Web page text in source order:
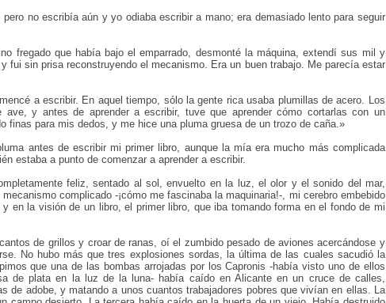
no escribía aún y yo odiaba escribir a mano; era demasiado lento para seguir
fregado que había bajo el emparrado, desmonté la máquina, extendí sus mil y
fui sin prisa reconstruyendo el mecanismo. Era un buen trabajo. Me parecía estar
a escribir. En aquel tiempo, sólo la gente rica usaba plumillas de acero. Los
ave, y antes de aprender a escribir, tuve que aprender cómo cortarlas con un
finas para mis dedos, y me hice una pluma gruesa de un trozo de caña.»
antes de escribir mi primer libro, aunque la mía era mucho más complicada
estaba a punto de comenzar a aprender a escribir.
feliz, sentado al sol, envuelto en la luz, el olor y el sonido del mar,
complicado -¡cómo me fascinaba la maquinaria!-, mi cerebro embebido
en la visión de un libro, el primer libro, que iba tomando forma en el fondo de mi
de grillos y croar de ranas, oí el zumbido pesado de aviones acercándose y
No hubo más que tres explosiones sordas, la última de las cuales sacudió la
que una de las bombas arrojadas por los Capronis -había visto uno de ellos
de plata en la luz de la luna- había caído en Alicante en un cruce de calles,
de adobe, y matando a unos cuantos trabajadores pobres que vivían en ellas. La